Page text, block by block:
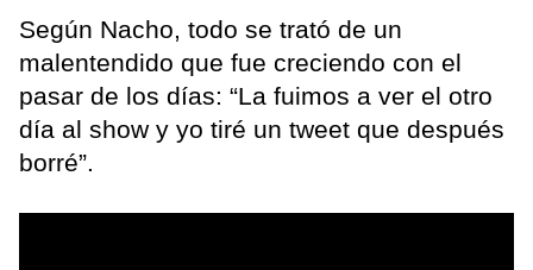
Según Nacho, todo se trató de un
malentendido que fue creciendo con el
pasar de los días: “La fuimos a ver el otro
día al show y yo tiré un tweet que después
borré”.